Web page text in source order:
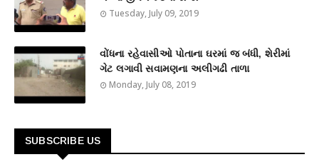
Tuesday, July 09, 2019
વોંધના રહેવાસીઓ પોતાના ઘરમાં જ બંધી, શેરીમાં
ગેટ લગાવી સવામણના અલીગઢી તાળા
Monday, July 08, 2019
SUBSCRIBE US